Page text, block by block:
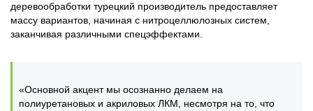
деревообработки турецкий производитель предоставляет
массу вариантов, начиная с нитроцеллюлозных систем,
заканчивая различными спецэффектами.
«Основной акцент мы осознанно делаем на
полиуретановых и акриловых ЛКМ, несмотря на то, что